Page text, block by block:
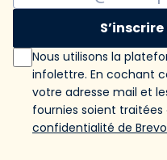
Nous utilisons la
infolettre. En cochant
votre adresse mail et
fournies soient
confidentialité de Brevo